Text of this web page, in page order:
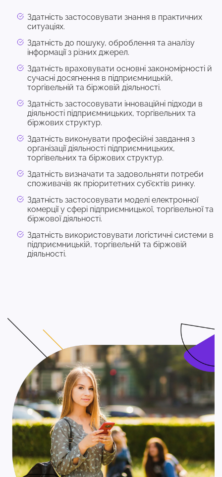
Здатність застосовувати знання в практичних
ситуаціях.
Здатність до пошуку, оброблення та аналізу
інформації з різних джерел.
Здатність враховувати основні закономірності й
сучасні досягнення в підприємницькій,
торгівельній та біржовій діяльності.
Здатність застосовувати інноваційні підходи в
діяльності підприємницьких, торгівельних та
біржових структур.
Здатність виконувати професійні завдання з
організації діяльності підприємницьких,
торгівельних та біржових структур.
Здатність визначати та задовольняти потреби
споживачів як пріоритетних суб’єктів ринку.
Здатність застосовувати моделі електронної
комерції у сфері підприємницької, торгівельної та
біржової діяльності.
Здатність використовувати логістичні системи в
підприємницькій, торгівельній та біржовій
діяльності.